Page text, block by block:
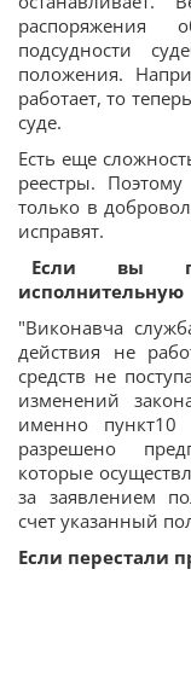
распоряжения
подсудности
положения.
работает, то
суде.
Есть еще
реестры.
только в
исправят.
Если вы
исполнительную
"Виконавча
действия не
средств не
изменений
именно
разрешено
которые
за заявлением
счет указанный
Если перестали